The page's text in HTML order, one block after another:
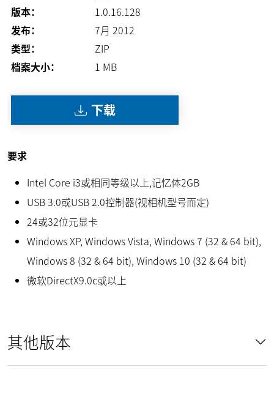
版本：
1.0.16.128
发布：
7月 2012
类型：
ZIP
档案大小：
1 MB
下载
要求
Intel Core i3或相同等级以上,记忆体2GB
USB 3.0或USB 2.0控制器(视相机型号而定)
24或32位元显卡
Windows XP, Windows Vista, Windows 7 (32 & 64 bit),
Windows 8 (32 & 64 bit), Windows 10 (32 & 64 bit)
微软DirectX9.0c或以上
其他版本